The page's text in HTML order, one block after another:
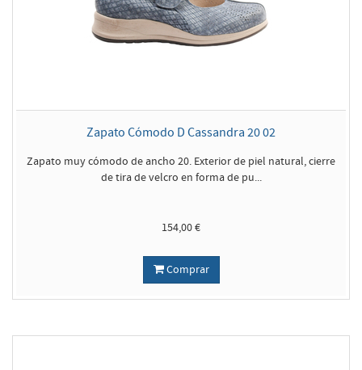
Zapato Cómodo D Cassandra 20 02
Zapato muy cómodo de ancho 20. Exterior de piel natural, cierre
de tira de velcro en forma de pu...
154,00 €
Comprar